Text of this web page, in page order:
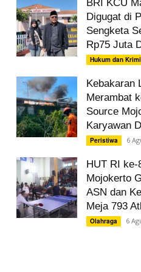
BRI KCU
Digugat di
Sengketa
Rp75 Juta
Hukum dan
Kebakaran
Merambat
Source
Karyawan
Peristiwa 6
HUT RI ke-
Mojokerto
ASN dan
Meja 793
Olahraga 6